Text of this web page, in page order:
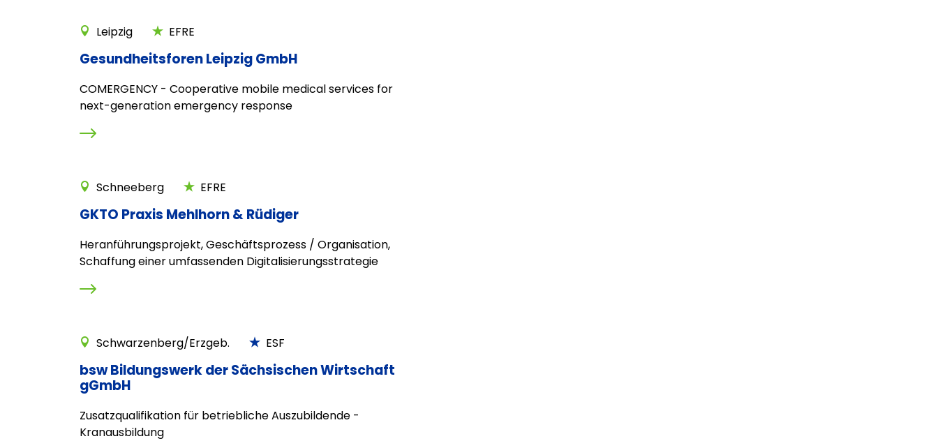
Leipzig EFRE
Gesundheitsforen Leipzig GmbH
COMERGENCY - Cooperative mobile medical services for
next-generation emergency response
Schneeberg EFRE
GKTO Praxis Mehlhorn & Rüdiger
Heranführungsprojekt, Geschäftsprozess / Organisation,
Schaffung einer umfassenden Digitalisierungsstrategie
Schwarzenberg/Erzgeb. ESF
bsw Bildungswerk der Sächsischen Wirtschaft
gGmbH
Zusatzqualifikation für betriebliche Auszubildende -
Kranausbildung